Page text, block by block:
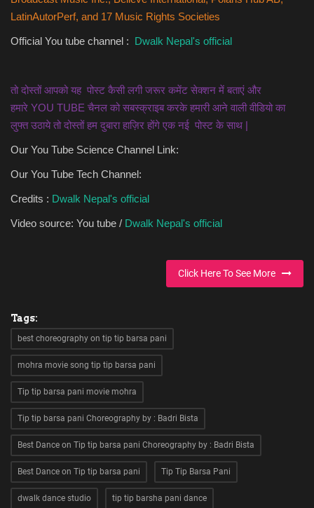
LatinAutorPerf, and 17 Music Rights Societies
Official You tube channel : Dwalk Nepal's official
तो दोस्तों आपको यह पोस्ट कैसी लगी जरूर कमेंट सेक्शन में बताएं और
हमारे YOU TUBE चैनल को सबस्क्राइब करके हमारी आने वाली वीडियो का
लुफ्त उठाये तो दोस्तों हम दुबारा हाज़िर होंगे एक नई पोस्ट के साथ |
Our You Tube Science Channel Link:
Our You Tube Tech Channel:
Credits : Dwalk Nepal's official
Video source: You tube / Dwalk Nepal's official
Click Here To See More
Tags:
best choreography on tip tip barsa pani
mohra movie song tip tip barsa pani
Tip tip barsa pani movie mohra
Tip tip barsa pani Choreography by : Badri Bista
Best Dance on Tip tip barsa pani Choreography by : Badri Bista
Best Dance on Tip tip barsa pani Tip Tip Barsa Pani
dwalk dance studio tip tip barsha pani dance